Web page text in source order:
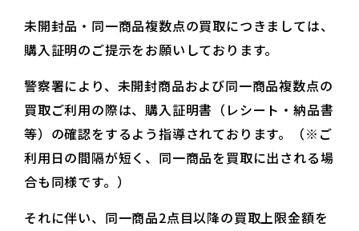
未開封品・同一商品複数点の買取につきましては、
購入証明のご提示をお願いしております。
警察署により、未開封商品および同一商品複数点の
買取ご利用の際は、購入証明書（レシート・納品書
等）の確認をするよう指導されております。（※ご
利用日の間隔が短く、同一商品を買取に出される場
合も同様です。）
それに伴い、同一商品2点目以降の買取上限金額を